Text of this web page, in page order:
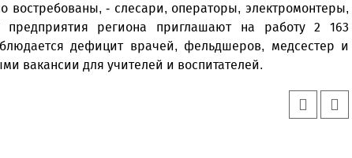
- слесари, операторы, электромонтеры,
региона приглашают на работу 2 163
дефицит врачей, фельдшеров, медсестер и
вакансии для учителей и воспитателей.